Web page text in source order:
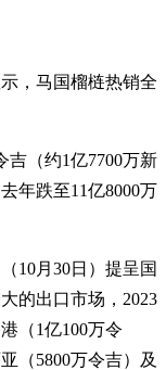
，马国榴梿热销全
吉（约1亿7700万新
年跌至11亿8000万
10月30日）提呈国
的出口市场，2023
（1亿100万令
（5800万令吉）及